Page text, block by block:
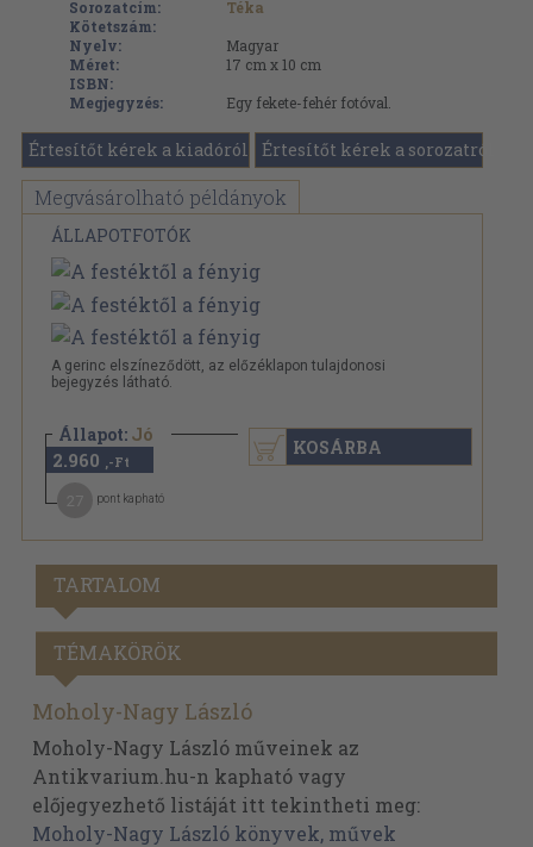
Sorozatcím:
Téka
Kötetszám:
Nyelv:
Magyar
Méret:
17 cm x 10 cm
ISBN:
Megjegyzés:
Egy fekete-fehér fotóval.
Értesítőt kérek a kiadóról Értesítőt kérek a sorozatról
Megvásárolható példányok
ÁLLAPOTFOTÓK
A gerinc elszíneződött, az előzéklapon tulajdonosi
bejegyzés látható.
Állapot: Jó
2.960 ,-Ft
pont kapható
KOSÁRBA
TARTALOM
TÉMAKÖRÖK
Moholy-Nagy László
Moholy-Nagy László műveinek az
Antikvarium.hu-n kapható vagy
előjegyezhető listáját itt tekintheti meg:
Moholy-Nagy László könyvek, művek